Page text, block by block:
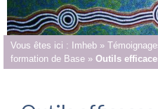
Vous êtes ici : Imheb »
formation de Base » Outils